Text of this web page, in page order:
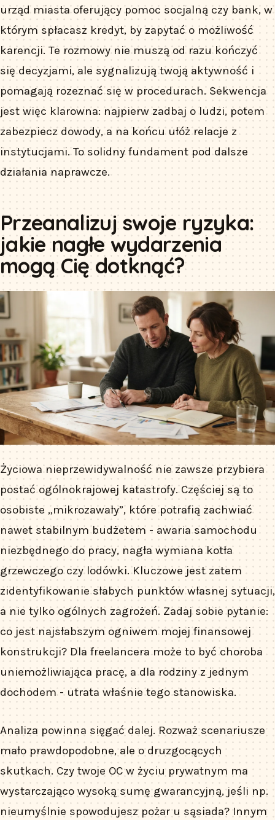
urząd miasta oferujący pomoc socjalną czy bank, w
którym spłacasz kredyt, by zapytać o możliwość
karencji. Te rozmowy nie muszą od razu kończyć
się decyzjami, ale sygnalizują twoją aktywność i
pomagają rozeznać się w procedurach. Sekwencja
jest więc klarowna: najpierw zadbaj o ludzi, potem
zabezpiecz dowody, a na końcu ułóż relacje z
instytucjami. To solidny fundament pod dalsze
działania naprawcze.
Przeanalizuj swoje ryzyka:
jakie nagłe wydarzenia
mogą Cię dotknąć?
Życiowa nieprzewidywalność nie zawsze przybiera
postać ogólnokrajowej katastrofy. Częściej są to
osobiste „mikrozawały”, które potrafią zachwiać
nawet stabilnym budżetem - awaria samochodu
niezbędnego do pracy, nagła wymiana kotła
grzewczego czy lodówki. Kluczowe jest zatem
zidentyfikowanie słabych punktów własnej sytuacji,
a nie tylko ogólnych zagrożeń. Zadaj sobie pytanie:
co jest najsłabszym ogniwem mojej finansowej
konstrukcji? Dla freelancera może to być choroba
uniemożliwiająca pracę, a dla rodziny z jednym
dochodem - utrata właśnie tego stanowiska.
Analiza powinna sięgać dalej. Rozważ scenariusze
mało prawdopodobne, ale o druzgocących
skutkach. Czy twoje OC w życiu prywatnym ma
wystarczająco wysoką sumę gwarancyjną, jeśli np.
nieumyślnie spowodujesz pożar u sąsiada? Innym